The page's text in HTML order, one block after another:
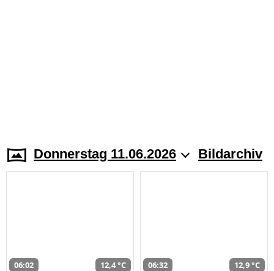
Donnerstag 11.06.2026 Bildarchiv
06:02 12,4 °C 06:32 12,9 °C